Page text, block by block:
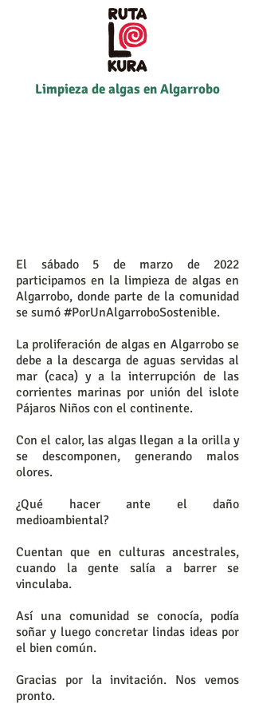
Limpieza de algas en Algarrobo
El sábado 5 de marzo de 2022
participamos en la limpieza de algas en
Algarrobo, donde parte de la comunidad
se sumó #PorUnAlgarroboSostenible.
La proliferación de algas en Algarrobo se
debe a la descarga de aguas servidas al
mar (caca) y a la interrupción de las
corrientes marinas por unión del islote
Pájaros Niños con el continente.
Con el calor, las algas llegan a la orilla y
se descomponen, generando malos
olores.
¿Qué hacer ante el daño
medioambiental?
Cuentan que en culturas ancestrales,
cuando la gente salía a barrer se
vinculaba.
Así una comunidad se conocía, podía
soñar y luego concretar lindas ideas por
el bien común.
Gracias por la invitación. Nos vemos
pronto.